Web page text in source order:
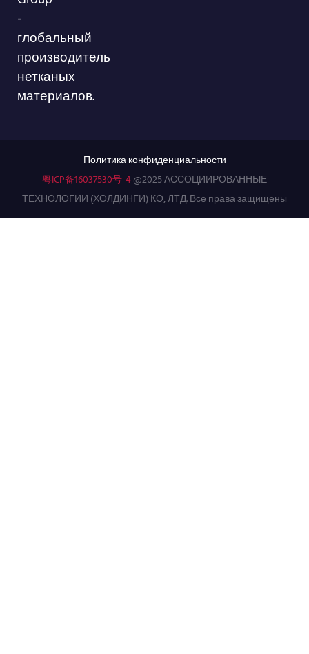
-
глобальный
производитель
нетканых
материалов.
Политика конфиденциальности
粤ICP备16037530号-4@2025 АССОЦИИРОВАННЫЕ
ТЕХНОЛОГИИ (ХОЛДИНГИ) КО, ЛТД. Все права защищены